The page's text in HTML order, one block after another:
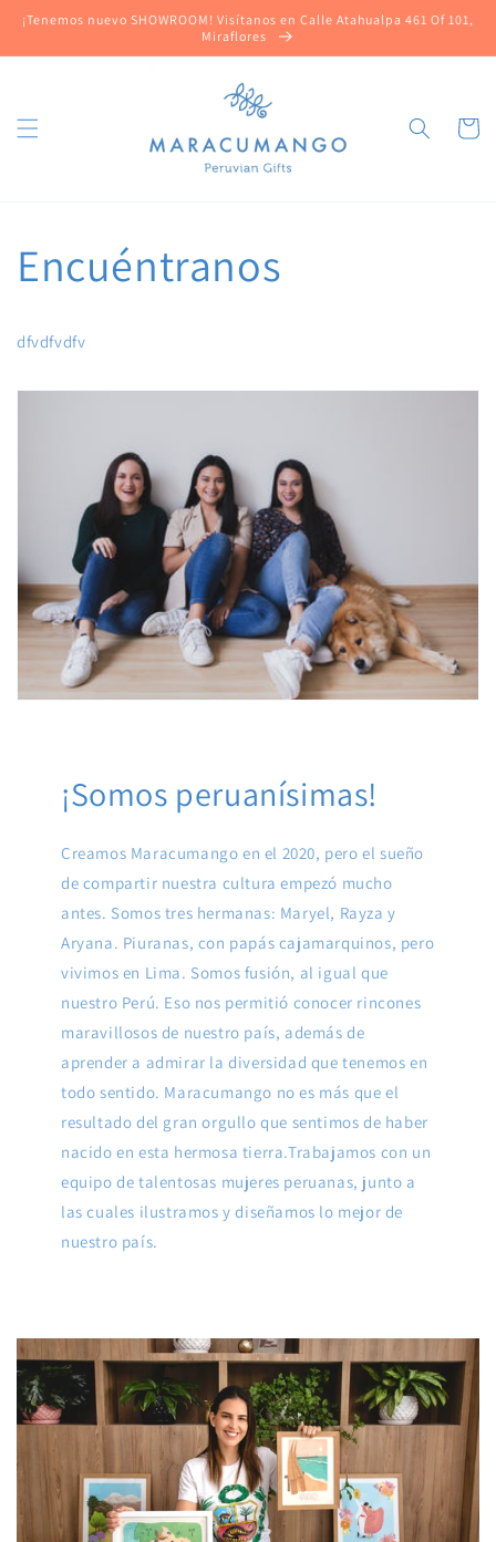
directamente
¡Tenemos nuevo SHOWROOM! Visítanos en Calle Atahualpa 461 Of 101,
Miraflores
Carrito
Encuéntranos
dfvdfvdfv
¡Somos peruanísimas!
Creamos Maracumango en el 2020, pero el sueño
de compartir nuestra cultura empezó mucho
antes. Somos tres hermanas: Maryel, Rayza y
Aryana. Piuranas, con papás cajamarquinos, pero
vivimos en Lima. Somos fusión, al igual que
nuestro Perú. Eso nos permitió conocer rincones
maravillosos de nuestro país, además de
aprender a admirar la diversidad que tenemos en
todo sentido. Maracumango no es más que el
resultado del gran orgullo que sentimos de haber
nacido en esta hermosa tierra.Trabajamos con un
equipo de talentosas mujeres peruanas, junto a
las cuales ilustramos y diseñamos lo mejor de
nuestro país.